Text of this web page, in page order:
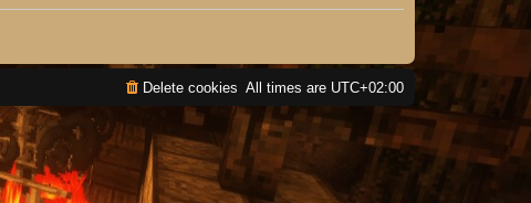
All times are UTC+02:00
Delete cookies